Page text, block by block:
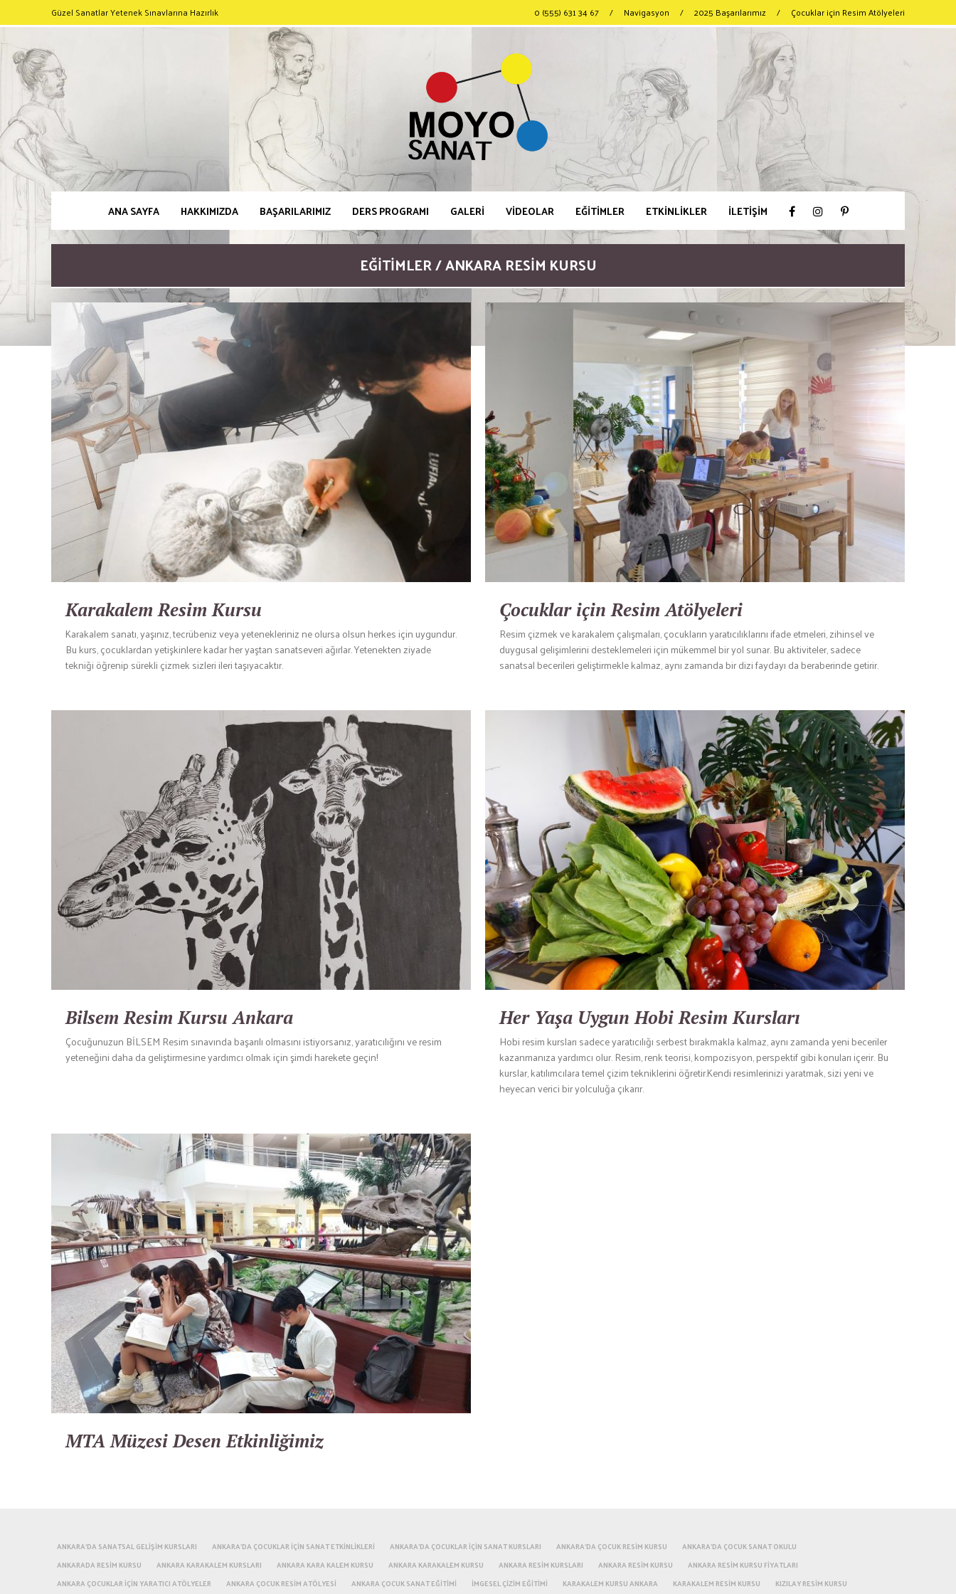
Güzel Sanatlar Yetenek Sınavlarına Hazırlık 0 (555) 631 34 67 / Navigasyon / 2025 Başarılarımız / Çocuklar için Resim Atölyeleri
ANA SAYFA HAKKIMIZDA BAŞARILARIMIZ DERS PROGRAMI GALERİ VİDEOLAR EĞİTİMLER ETKİNLİKLER İLETİŞİM
EĞITIMLER / ANKARA RESIM KURSU
Karakalem Resim Kursu
Karakalem sanatı, yaşınız, tecrübeniz veya yetenekleriniz ne olursa olsun herkes için uygundur.
Bu kurs, çocuklardan yetişkinlere kadar her yaştan sanatseveri ağırlar. Yetenekten ziyade
tekniği öğrenip sürekli çizmek sizleri ileri taşıyacaktır.
Çocuklar için Resim Atölyeleri
Resim çizmek ve karakalem çalışmaları, çocukların yaratıcılıklarını ifade etmeleri, zihinsel ve
duygusal gelişimlerini desteklemeleri için mükemmel bir yol sunar. Bu aktiviteler, sadece
sanatsal becerileri geliştirmekle kalmaz, aynı zamanda bir dizi faydayı da beraberinde getirir.
Bilsem Resim Kursu Ankara
Çocuğunuzun BİLSEM Resim sınavında başarılı olmasını istiyorsanız, yaratıcılığını ve resim
yeteneğini daha da geliştirmesine yardımcı olmak için şimdi harekete geçin!
Her Yaşa Uygun Hobi Resim Kursları
Hobi resim kursları sadece yaratıcılığı serbest bırakmakla kalmaz, aynı zamanda yeni beceriler
kazanmanıza yardımcı olur. Resim, renk teorisi, kompozisyon, perspektif gibi konuları içerir. Bu
kurslar, katılımcılara temel çizim tekniklerini öğretir.Kendi resimlerinizi yaratmak, sizi yeni ve
heyecan verici bir yolculuğa çıkarır.
MTA Müzesi Desen Etkinliğimiz
ANKARA'DA SANATSAL GELIŞIM KURSLARI ANKARA'DA ÇOCUKLAR IÇIN SANAT ETKINLIKLERI ANKARA'DA ÇOCUKLAR IÇIN SANAT KURSLARI ANKARA'DA ÇOCUK RESIM KURSU
ANKARA'DA ÇOCUK SANAT OKULU
ANKARADA RESIM KURSU
ANKARA KARAKALEM KURSLARI ANKARA KARA KALEM KURSU ANKARA KARAKALEM KURSU ANKARA RESIM KURSLARI ANKARA RESIM KURSU
ANKARA RESIM KURSU FIYATLARI
ANKARA ÇOCUKLAR IÇIN YARATICI ATÖLYELER
ANKARA ÇOCUK RESIM ATÖLYESI ANKARA ÇOCUK SANAT EĞITIMI IMGESEL ÇIZIM EĞITIMI KARAKALEM KURSU ANKARA KARAKALEM RESIM KURSU KIZILAY RESIM KURSU